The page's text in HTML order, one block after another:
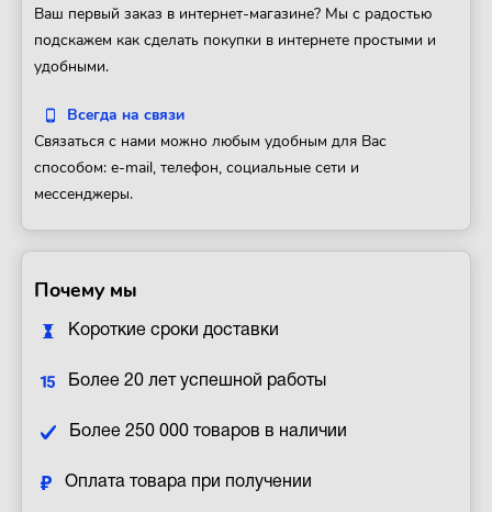
Ваш первый заказ в интернет-магазине? Мы с радостью
подскажем как сделать покупки в интернете простыми и
удобными.
Всегда на связи
Связаться с нами можно любым удобным для Вас
способом: e-mail, телефон, социальные сети и
мессенджеры.
Почему мы
Короткие сроки доставки
Более 20 лет успешной работы
Более 250 000 товаров в наличии
Оплата товара при получении